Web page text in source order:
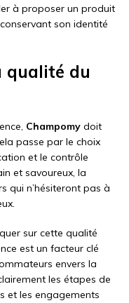
à proposer un produit
son identité
qualité du
Champomy doit
passe par le choix
et le contrôle
et savoureux, la
qui n’hésiteront pas à
sur cette qualité
est un facteur clé
envers la
les étapes de
et les engagements